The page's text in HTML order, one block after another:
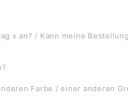
x an? / Kann meine
Farbe / einer anderen